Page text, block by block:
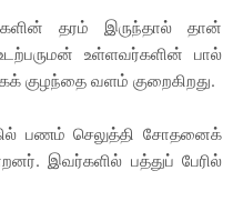
தரம் இருந்தால் தான்
உள்ளவர்களின் பால்
குழந்தை வளம் குறைகிறது.
பணம் செலுத்தி சோதனைக்
இவர்களில் பத்துப் பேரில்